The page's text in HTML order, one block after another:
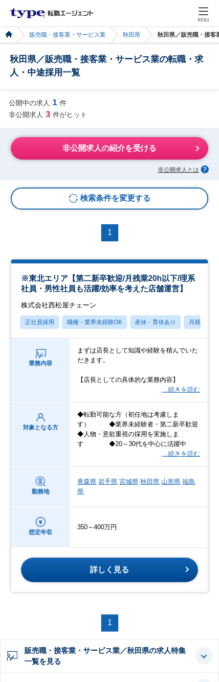
MENU
販売職・接客業・サービス業 秋田県 秋田県／販売職・接客
秋田県／販売職・接客業・サービス業の転職・求
人・中途採用一覧
公開中の求人 1 件
非公開求人 3 件がヒット
非公開求人の紹介を受ける
非公開求人とは
検索条件を変更する
1
※東北エリア【第二新卒歓迎/月残業20h以下/理系
社員・男性社員も活躍/効率を考えた店舗運営】
株式会社西松屋チェーン
正社員採用 職種・業界未経験OK 産休・育休あり 月残業20
業務内容
まずは店長として知識や経験を積んでいた
だきます。
【店長としての具体的な業務内容】
…続きを読む
対象となる方
◆転勤可能な方（初任地は考慮しま
す） ◆業界未経験者・第二新卒歓迎
◆人物・意欲重視の採用を実施しま
す ◆20～30代を中心に活躍中
…続きを読む
勤務地
青森県 岩手県 宮城県 秋田県 山形県 福島
県
想定年収
350～400万円
詳しく見る
1
販売職・接客業・サービス業／秋田県の求人特集
一覧を見る